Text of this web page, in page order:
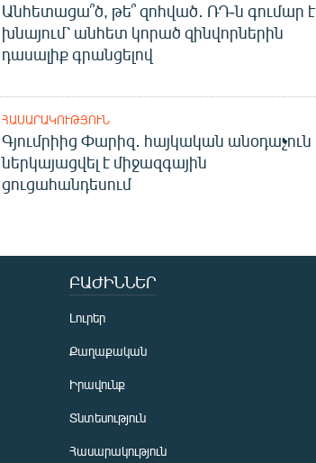
Անհետացա՞ծ, թե՞ զոհված․ ՌԴ-ն գումար է
խնայում՝ անհետ կորած զինվորներին
դասալիք գրանցելով
ՀԱՍԱՐԱԿՈՒԹՅՈՒՆ
Գյումրիից Փարիզ․ հայկական անօդաչուն
ներկայացվել է միջազգային
ցուցահանդեսում
ԲԱԺԻՆՆԵՐ
Լուրեր
Քաղաքական
Իրավունք
Տնտեսություն
Հասարակություն